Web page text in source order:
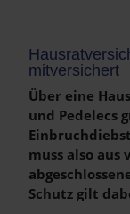
ursprüngliche
Hauptsache
mitversichert
Über eine
und Pedelecs
muss also aus
Schutz gilt